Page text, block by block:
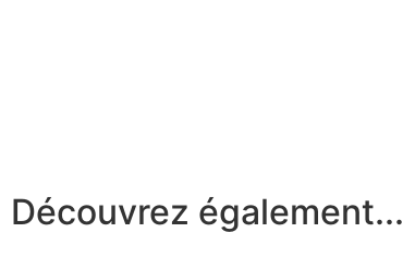
Découvrez également...